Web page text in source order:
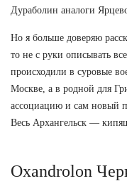
Дураболин аналоги
Но я больше доверяю
то не с руки описывать
происходили в суровые
Москве, а в родной для
ассоциацию и сам новый
Весь Архангельск —
Oxandrolon